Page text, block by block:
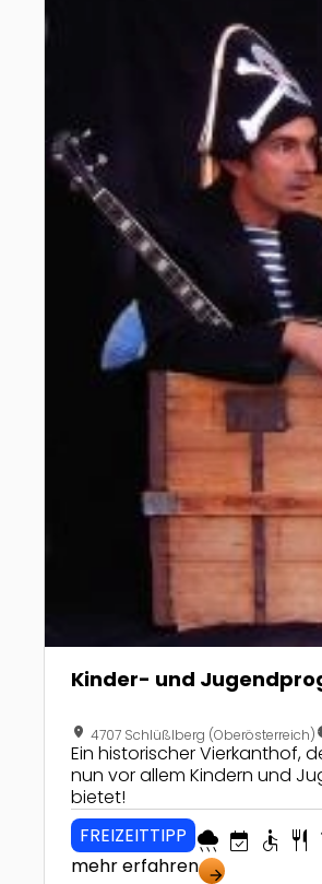
Kinder- und
location_on 4707 Schlüßlberg (Oberösterreich)
Ein historischer Vierkanthof,
nun vor allem Kindern und
bietet!
FREIZEITTIPP rainy event_available accessible restaurant
mehr erfahren arrow_forward